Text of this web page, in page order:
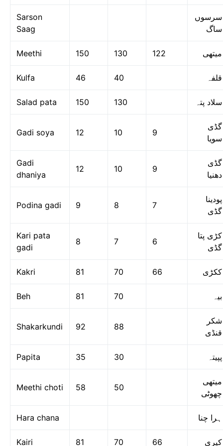
Sarson
Saag
سرسوں
ساگ
Meethi 150 130 122 میتھی
Kulfa 46 40 قلفہ
Salad pata 150 130 سلاد پتہ
Gadi soya 12 10 9
گڈی
سویا
Gadi
dhaniya
12 10 9
گڈی
دھنیا
Podina gadi 9 8 7
پودینا
گڈی
Kari pata
gadi
8 7 6
کڑی پتا
گڈی
Kakri 81 70 66 ککڑی
Beh 81 70 بیہ
Shakarkundi 92 88
شکر
قنڈی
Papita 35 30 پپیتہ
Meethi choti 58 50
میتھی
چھوٹی
Hara chana ہرا چنا
Kairi 81 70 66 کیری